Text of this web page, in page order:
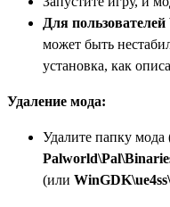
Для
может быть
установка, как
Удаление мода:
Удалите папку мода
(или